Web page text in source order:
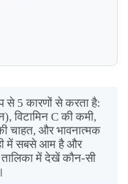
से 5 कारणों से करता है:
विटामिन C की कमी,
चाहत, और भावनात्मक
में सबसे आम है और
तालिका में देखें कौन-सी